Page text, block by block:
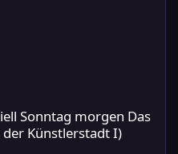
Sonntag morgen Das
Künstlerstadt I)